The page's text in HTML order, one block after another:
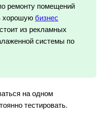
ремонту помещений
хорошуюизнес
из рекламных
системы по
на одном
тестировать.